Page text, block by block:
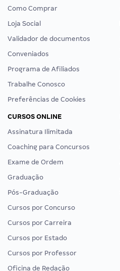
Como Comprar
Loja Social
Validador de documentos
Conveniados
Programa de Afiliados
Trabalhe Conosco
Preferências de Cookies
CURSOS ONLINE
Assinatura Ilimitada
Coaching para Concursos
Exame de Ordem
Graduação
Pós-Graduação
Cursos por Concurso
Cursos por Carreira
Cursos por Estado
Cursos por Professor
Oficina de Redação